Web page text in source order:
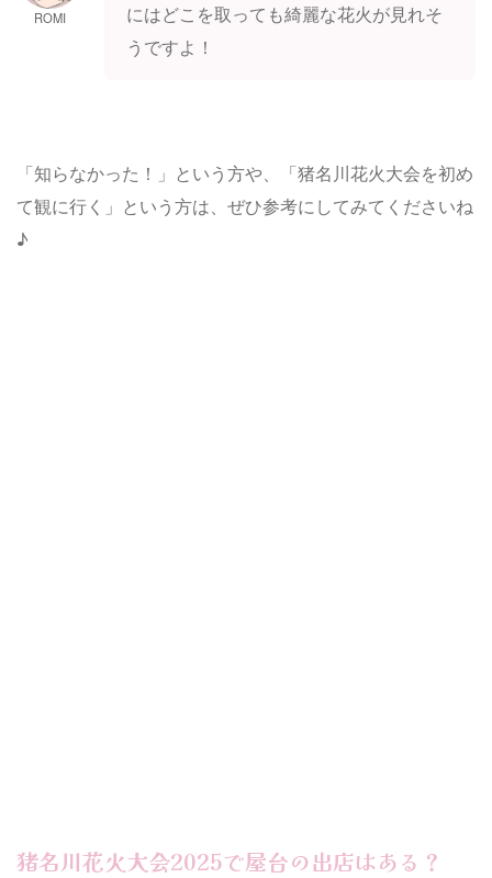
ROMI
にはどこを取っても綺麗な花火が見れそ
うですよ！
「知らなかった！」という方や、「猪名川花火大会を初め
て観に行く」という方は、ぜひ参考にしてみてくださいね
♪
猪名川花火大会2025で屋台の出店はある？